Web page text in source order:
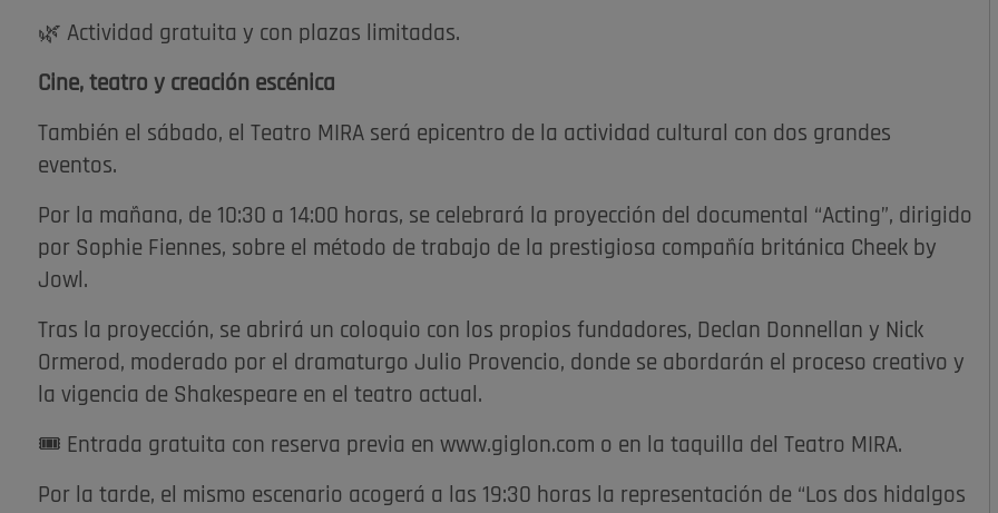
🌿 Actividad gratuita y con plazas limitadas.
Cine, teatro y creación escénica
También el sábado, el Teatro MIRA será epicentro de la actividad cultural con dos grandes
eventos.
Por la mañana, de 10:30 a 14:00 horas, se celebrará la proyección del documental “Acting”, dirigido
por Sophie Fiennes, sobre el método de trabajo de la prestigiosa compañía británica Cheek by
Jowl.
Tras la proyección, se abrirá un coloquio con los propios fundadores, Declan Donnellan y Nick
Ormerod, moderado por el dramaturgo Julio Provencio, donde se abordarán el proceso creativo y
la vigencia de Shakespeare en el teatro actual.
🎟️ Entrada gratuita con reserva previa en www.giglon.com o en la taquilla del Teatro MIRA.
Por la tarde, el mismo escenario acogerá a las 19:30 horas la representación de “Los dos hidalgos